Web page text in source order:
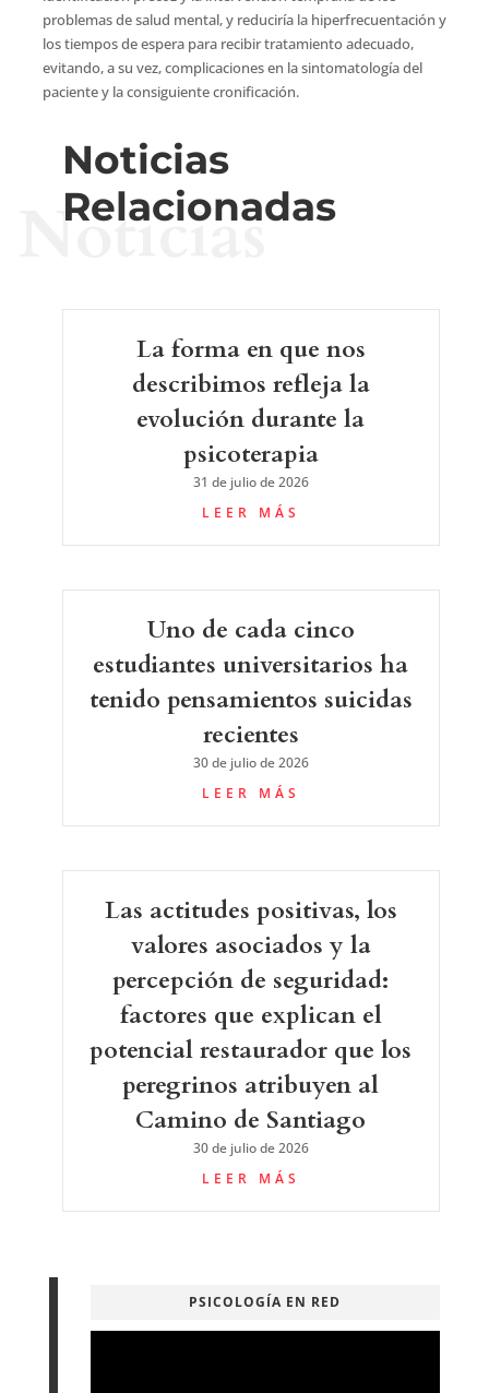
problemas de salud mental, y reduciría la hiperfrecuentación y
los tiempos de espera para recibir tratamiento adecuado,
evitando, a su vez, complicaciones en la sintomatología del
paciente y la consiguiente cronificación.
Noticias
Relacionadas
Noticias
La forma en que nos
describimos refleja la
evolución durante la
psicoterapia
31 de julio de 2026
LEER MÁS
Uno de cada cinco
estudiantes universitarios ha
tenido pensamientos suicidas
recientes
30 de julio de 2026
LEER MÁS
Las actitudes positivas, los
valores asociados y la
percepción de seguridad:
factores que explican el
potencial restaurador que los
peregrinos atribuyen al
Camino de Santiago
30 de julio de 2026
LEER MÁS
PSICOLOGÍA EN RED